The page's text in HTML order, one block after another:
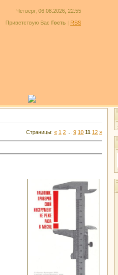
Четверг, 06.08.2026, 22:55
Приветствую Вас Гость | RSS
Страницы: « 1 2 9 10 11 12 »